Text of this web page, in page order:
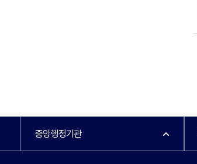
중앙행정기관